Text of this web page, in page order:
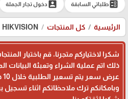
ballotطلباتي السابقة account_boxدخول تجار الجملة
الرئيسية كل المنتجات HIKVISION
شكرا لاختياركم متجرنا، قم باختيار
ذلك اتم عملية الشراء وتعبئة
وبامكانكم ترك ملاحظاتكم اثناء تسجيل